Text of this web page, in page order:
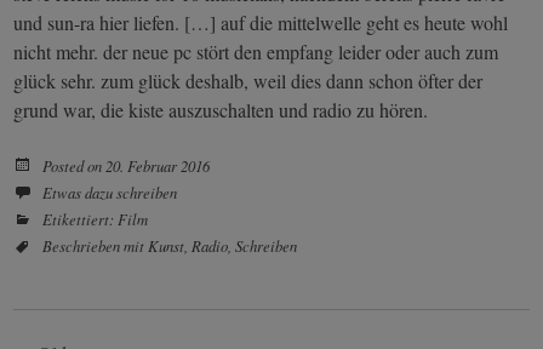
und sun-ra hier liefen. […] auf die mittelwelle geht es heute wohl
nicht mehr. der neue pc stört den empfang leider oder auch zum
glück sehr. zum glück deshalb, weil dies dann schon öfter der
grund war, die kiste auszuschalten und radio zu hören.
Posted on 20. Februar 2016
Etwas dazu schreiben
Etikettiert: Film
Beschrieben mit Kunst Radio ,Schreiben